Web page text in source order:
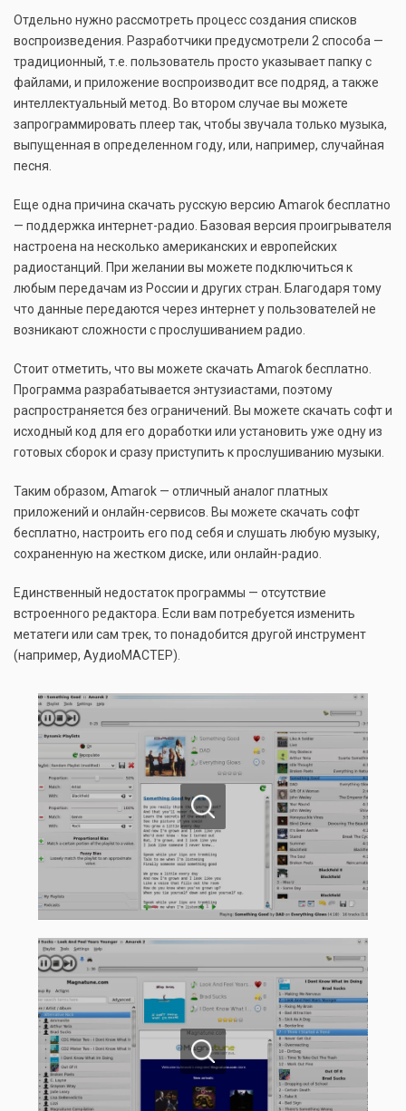
Отдельно нужно рассмотреть процесс создания списков
воспроизведения. Разработчики предусмотрели 2 способа —
традиционный, т.е. пользователь просто указывает папку с
файлами, и приложение воспроизводит все подряд, а также
интеллектуальный метод. Во втором случае вы можете
запрограммировать плеер так, чтобы звучала только музыка,
выпущенная в определенном году, или, например, случайная
песня.
Еще одна причина скачать русскую версию Amarok бесплатно
— поддержка интернет-радио. Базовая версия проигрывателя
настроена на несколько американских и европейских
радиостанций. При желании вы можете подключиться к
любым передачам из России и других стран. Благодаря тому
что данные передаются через интернет у пользователей не
возникают сложности с прослушиванием радио.
Стоит отметить, что вы можете скачать Amarok бесплатно.
Программа разрабатывается энтузиастами, поэтому
распространяется без ограничений. Вы можете скачать софт и
исходный код для его доработки или установить уже одну из
готовых сборок и сразу приступить к прослушиванию музыки.
Таким образом, Amarok — отличный аналог платных
приложений и онлайн-сервисов. Вы можете скачать софт
бесплатно, настроить его под себя и слушать любую музыку,
сохраненную на жестком диске, или онлайн-радио.
Единственный недостаток программы — отсутствие
встроенного редактора. Если вам потребуется изменить
метатеги или сам трек, то понадобится другой инструмент
(например, АудиоМАСТЕР).